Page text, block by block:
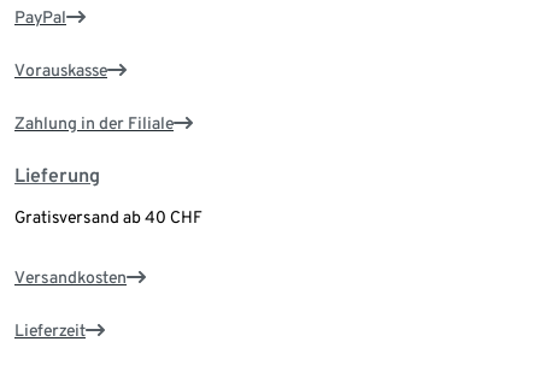
PayPal
Vorauskasse
Zahlung in der Filiale
Lieferung
Gratisversand ab 40 CHF
Versandkosten
Lieferzeit